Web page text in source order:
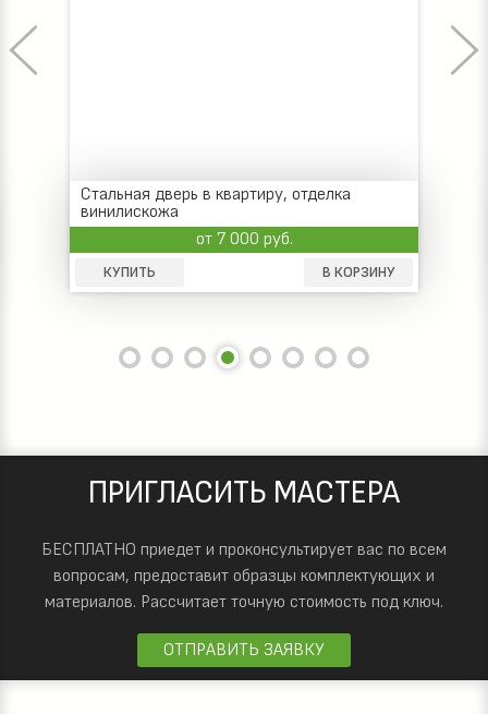
Стальная дверь в квартиру, отделка
винилискожа
от 7 000 руб.
КУПИТЬ В КОРЗИНУ
ПРИГЛАСИТЬ МАСТЕРА
БЕСПЛАТНО приедет и проконсультирует вас по всем
вопросам, предоставит образцы комплектующих и
материалов. Рассчитает точную стоимость под ключ.
ОТПРАВИТЬ ЗАЯВКУ